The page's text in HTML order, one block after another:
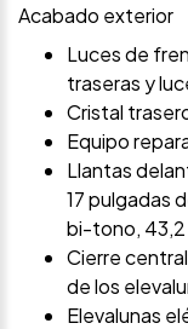
Acabado exterior
Luces de
traseras y
Cristal
Equipo
Llantas
17 pulgadas
bi-tono, 43,2
Cierre
de los
Elevalunas